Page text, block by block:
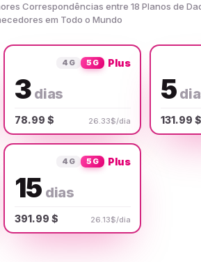
Correspondências entre 18 Planos de
em Todo o Mundo
4G 5G Plus
3 dias
78.99 $ 26.33$/dia
5
131.99 $
4G 5G Plus
15 dias
391.99 $ 26.13$/dia